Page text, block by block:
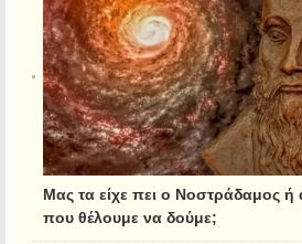
Μας τα είχε πει ο Νοστράδαμος
που θέλουμε να δούμε;